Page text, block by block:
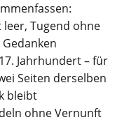
leer, Tugend ohne
Jahrhundert – für
Seiten derselben
bleibt
ohne Vernunft